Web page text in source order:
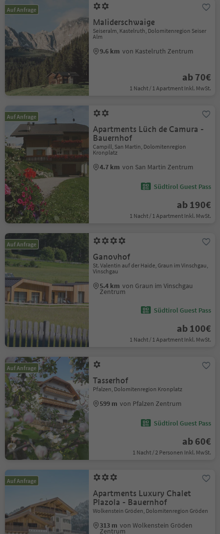
Auf Anfrage
Maliderschwaige
Seiseralm, Kastelruth, Dolomitenregion Seiser
Alm
9.6 km von Kastelruth Zentrum
ab 70€
1 Nacht / 1 Apartment Inkl. MwSt.
Auf Anfrage
Apartments Lüch de Camura -
Bauernhof
Campill, San Martin, Dolomitenregion
Kronplatz
4.7 km von San Martin Zentrum
Südtirol Guest Pass
ab 190€
1 Nacht / 1 Apartment Inkl. MwSt.
Auf Anfrage
Ganovhof
St. Valentin auf der Haide, Graun im Vinschgau,
Vinschgau
5.4 km von Graun im Vinschgau
Zentrum
Südtirol Guest Pass
ab 100€
1 Nacht / 1 Apartment Inkl. MwSt.
Auf Anfrage
Tasserhof
Pfalzen, Dolomitenregion Kronplatz
599 m von Pfalzen Zentrum
Südtirol Guest Pass
ab 60€
1 Nacht / 2 Personen Inkl. MwSt.
Auf Anfrage
Apartments Luxury Chalet
Plazola - Bauernhof
Wolkenstein Gröden, Dolomitenregion Gröden
313 m von Wolkenstein Gröden
Zentrum